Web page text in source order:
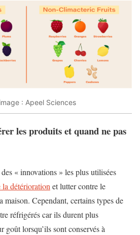
: Apeel Sciences
les produits et quand ne pas
« innovations » les plus utilisées
la détérioration et lutter contre le
maison. Cependant, certains types de
réfrigérés car ils durent plus
lorsqu’ils sont conservés à